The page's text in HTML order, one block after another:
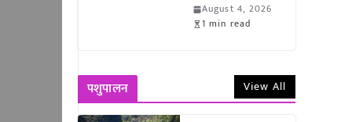
August 4, 2026
1 min read
पशुपालन View All